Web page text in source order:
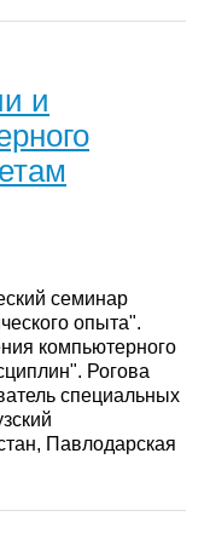
и
семинар
опыта".
компьютерного
Рогова
специальных
Павлодарская